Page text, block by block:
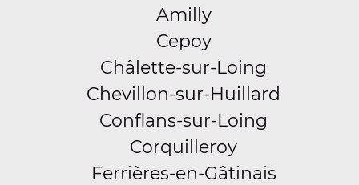
Amilly
Cepoy
Châlette-sur-Loing
Chevillon-sur-Huillard
Conflans-sur-Loing
Corquilleroy
Ferrières-en-Gâtinais